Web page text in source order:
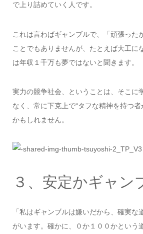
で上り詰めていく人です。
これは言わばギャンブルで、「頑張った
ことでもありませんが、たとえば大工に
は年収１千万も夢ではないと聞きます。
実力の競争社会、ということは、そこに
なく、常に下克上で“タフな精神を持つ者
かもしれません。
３、安定かギャン
「私はギャンブルは嫌いだから、確実な
がいます。確かに、０か１００かという